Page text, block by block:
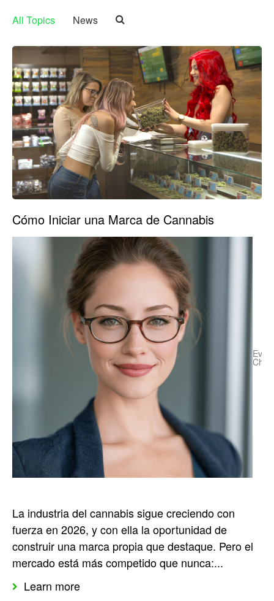
All Topics News
Cómo Iniciar una Marca de Cannabis
La industria del cannabis sigue creciendo con
fuerza en 2026, y con ella la oportunidad de
construir una marca propia que destaque. Pero el
mercado está más competido que nunca:...
Learn more